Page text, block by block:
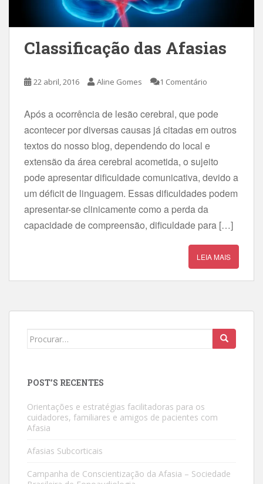
Classificação das Afasias
22 abril, 2016 Aline Gomes 1 Comentário
Após a ocorrência de lesão cerebral, que pode
acontecer por diversas causas já citadas em outros
textos do nosso blog, dependendo do local e
extensão da área cerebral acometida, o sujeito
pode apresentar dificuldade comunicativa, devido a
um déficit de linguagem. Essas dificuldades podem
apresentar-se clinicamente como a perda da
capacidade de compreensão, dificuldade para […]
LEIA MAIS
Search
POST’S RECENTES
Orientações e estratégias facilitadoras para os
cuidadores, familiares e amigos de pacientes com
Afasia
Afasias Subcorticais
Campanha de Conscientização da Afasia – Sociedade